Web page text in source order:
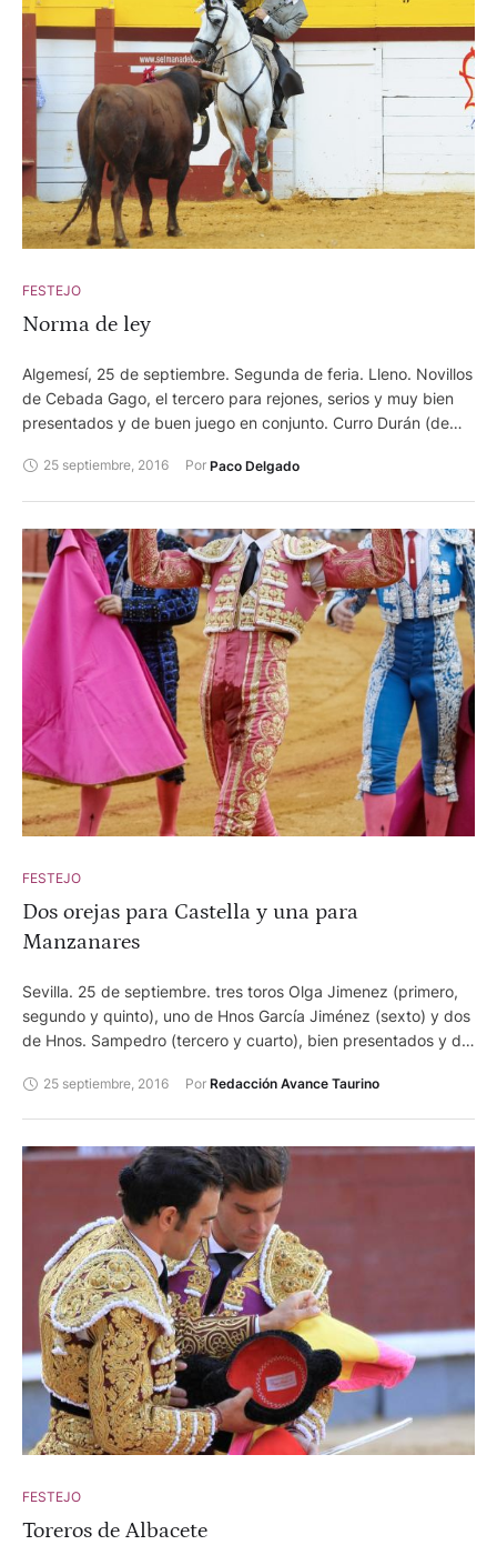
FESTEJO
Norma de ley
Algemesí, 25 de septiembre. Segunda de feria. Lleno. Novillos
de Cebada Gago, el tercero para rejones, serios y muy bien
presentados y de buen juego en conjunto. Curro Durán (de
nazareno y oro), ovación y silencio tras dos avisos. Pérez
25 septiembre, 2016 Por Paco Delgado
FESTEJO
Dos orejas para Castella y una para
Manzanares
Sevilla. 25 de septiembre. tres toros Olga Jimenez (primero,
segundo y quinto), uno de Hnos García Jiménez (sexto) y dos
de Hnos. Sampedro (tercero y cuarto), bien presentados y de
Castella, dos orejas y ovación. José Mari Manzanares, silencio
25 septiembre, 2016 Por Redacción Avance Taurino
FESTEJO
Toreros de Albacete